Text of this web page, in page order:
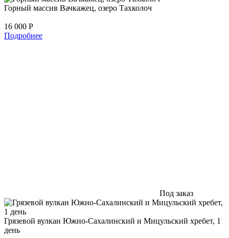
Горный массив Вачкажец, озеро Тахколоч
16 000 Р
Подробнее
Под заказ
Грязевой вулкан Южно-Сахалинский и Мицульский хребет, 1
день